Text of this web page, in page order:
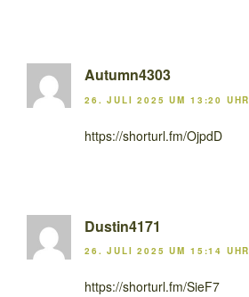
Autumn4303
26. JULI 2025 UM 13:20 UHR
https://shorturl.fm/OjpdD
Dustin4171
26. JULI 2025 UM 15:14 UHR
https://shorturl.fm/SieF7